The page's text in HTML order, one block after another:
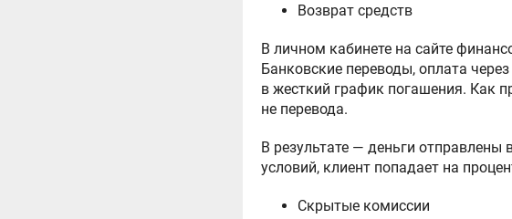
Возврат средств
В личном кабинете на сайте
Банковские переводы, оплата
в жесткий график погашения. Как
не перевода.
В результате — деньги отправлены
условий, клиент попадает на
Скрытые комиссии